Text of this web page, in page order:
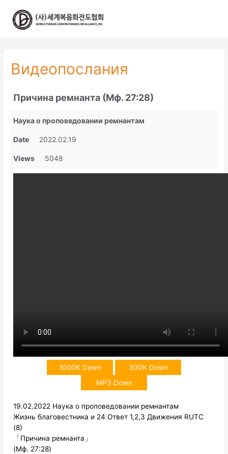
Видеопослания
Причина ремнанта (Мф. 27:28)
Наука о проповедовании ремнантам
Date 2022.02.19
Views 5048
1000K Down
300K Down
MP3 Down
19.02.2022 Наука о проповедовании ремнантам
Жизнь благовестника и 24 Ответ 1,2,3 Движения RUTC
(8)
「Причина ремнанта」
(Мф. 27:28)